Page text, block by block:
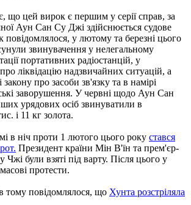
що цей вирок є першим у серії справ, за
Аун Сан Су Джі здійснюється судове
повідомлялося, у лютому та березні цього
звинувачення у нелегальному
портативних радіостанцій, у
ліквідацію надзвичайних ситуацій, а
про засоби зв'язку та в намірі
заворушення. У червні щодо Аун Сан
урядових осіб звинуватили в
і 11 кг золота.
в ніч проти 1 лютого цього року стався
Президент країни Мін В'їн та прем'єр-
були взяті під варту. Після цього у
протести.
тому повідомлялося, що Хунта розстріляла